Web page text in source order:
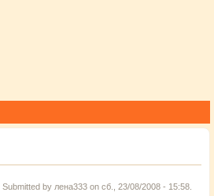
Submitted by лена333 on сб., 23/08/2008 - 15:58.